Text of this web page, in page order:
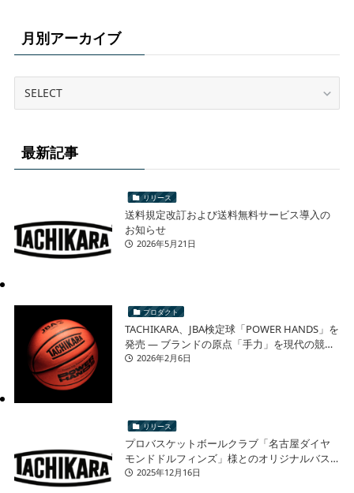
月別アーカイブ
最新記事
リリース
送料規定改訂および送料無料サービス導入の
お知らせ
2026年5月21日
プロダクト
TACHIKARA、JBA検定球「POWER HANDS」を
発売 ― ブランドの原点「手力」を現代の競技
シーンへ ―
2026年2月6日
リリース
プロバスケットボールクラブ「名古屋ダイヤ
モンドドルフィンズ」様とのオリジナルバス
ケットボール 再販売に関するお知らせ
2025年12月16日